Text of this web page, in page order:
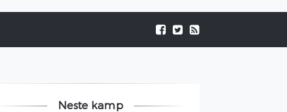
Neste kamp